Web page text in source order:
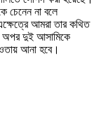
চেনেন না বলে
আমরা তার কথিত
অপর দুই আসামিকে
আনা হবে।